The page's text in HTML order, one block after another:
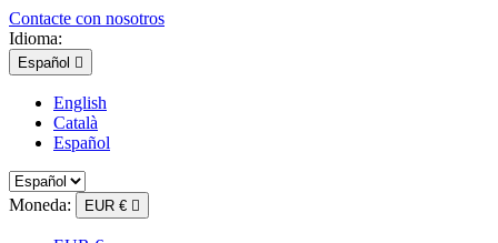
Contacte con nosotros
Idioma:
Español 
English
Català
Español
Moneda: EUR € 